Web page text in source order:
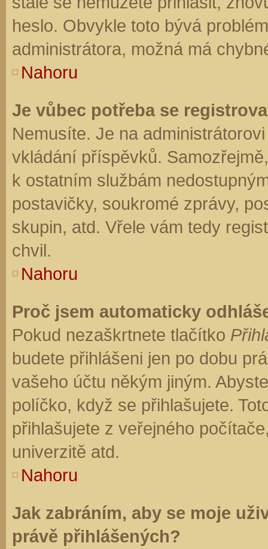
heslo. Obvykle toto bývá
administrátora, možná má
Nahoru
Je vůbec potřeba se
Nemusíte. Je na
vkládání příspěvků.
k ostatním službám
postavičky, soukromé zprávy,
skupin, atd. Vřele vám tedy
chvil.
Nahoru
Proč jsem automaticky
Pokud nezaškrtnete tlačítko
budete přihlášeni jen po dobu
vašeho účtu někým jiným.
políčko, když se přihlašujete.
přihlašujete z veřejného
univerzitě atd.
Nahoru
Jak zabráním, aby se moje
právě přihlášených?